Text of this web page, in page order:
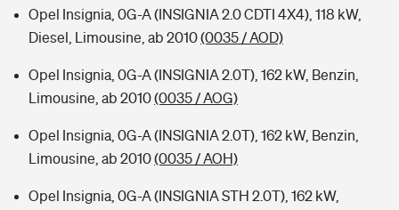
Opel Insignia, 0G-A (INSIGNIA 2.0 CDTI 4X4), 118 kW,
Diesel, Limousine, ab 2010(0035 / AOD)
Opel Insignia, 0G-A (INSIGNIA 2.0T), 162 kW, Benzin,
Limousine, ab 2010(0035 / AOG)
Opel Insignia, 0G-A (INSIGNIA 2.0T), 162 kW, Benzin,
Limousine, ab 2010(0035 / AOH)
Opel Insignia, 0G-A (INSIGNIA STH 2.0T), 162 kW,